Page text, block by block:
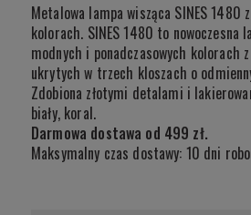
Metalowa lampa wisząca SINES 1480
kolorach. SINES 1480 to nowoczesna
modnych i ponadczasowych kolorach
ukrytych w trzech kloszach o
Zdobiona złotymi detalami i
biały, koral.
Darmowa dostawa od 499 zł.
Maksymalny czas dostawy: 10 dni